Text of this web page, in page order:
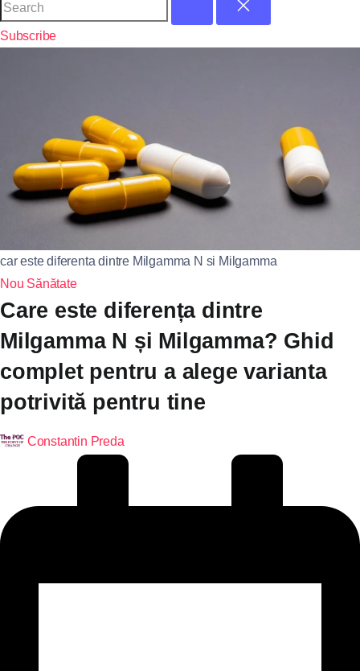
Subscribe
car este diferenta dintre Milgamma N si Milgamma
Nou Sănătate
Care este diferența dintre
Milgamma N și Milgamma? Ghid
complet pentru a alege varianta
potrivită pentru tine
Constantin Preda